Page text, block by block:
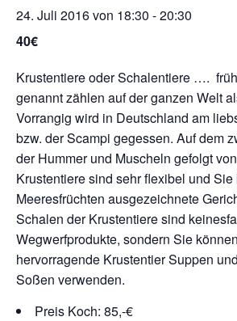
24. Juli 2016 von 18:30 -20:30
40€
Krustentiere oder Schalentiere ….
genannt zählen auf der ganzen Welt
Vorrangig wird in Deutschland am
bzw. der Scampi gegessen. Auf dem
der Hummer und Muscheln gefolgt
Krustentiere sind sehr flexibel und
Meeresfrüchten ausgezeichnete
Schalen der Krustentiere sind
Wegwerfprodukte, sondern Sie
hervorragende Krustentier Suppen
Soßen verwenden.
Preis Koch: 85,-€